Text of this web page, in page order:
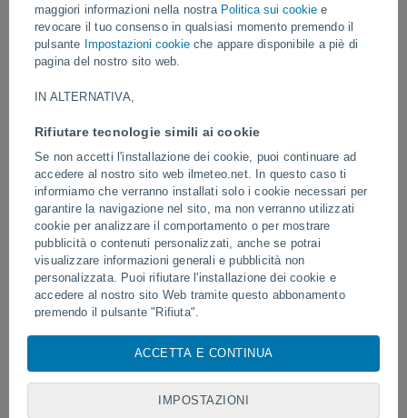
maggiori informazioni nella nostra Politica sui cookie e
revocare il tuo consenso in qualsiasi momento premendo il
pulsante Impostazioni cookieche appare disponibile a piè di
pagina del nostro sito web.
IN ALTERNATIVA,
Rifiutare tecnologie simili ai cookie
Se non accetti l'installazione dei cookie, puoi continuare ad
accedere al nostro sito web ilmeteo.net. In questo caso ti
informiamo che verranno installati solo i cookie necessari per
garantire la navigazione nel sito, ma non verranno utilizzati
cookie per analizzare il comportamento o per mostrare
pubblicità o contenuti personalizzati, anche se potrai
visualizzare informazioni generali e pubblicità non
personalizzata. Puoi rifiutare l'installazione dei cookie e
accedere al nostro sito Web tramite questo abbonamento
premendo il pulsante "Rifiuta".
identificatori univoci o tecnologie simili per archiviare,
accedere e trattare dati personali quali la tua visita su questo
sito web, indirizzi IP e identificatori di cookie. Alcuni fornitori
ACCETTA E CONTINUA
IMPOSTAZIONI
Video
Tornado e piogge torrenziali a Pelotas,
in Brasile.
Clamoroso ritorno
africano, un ferragosto